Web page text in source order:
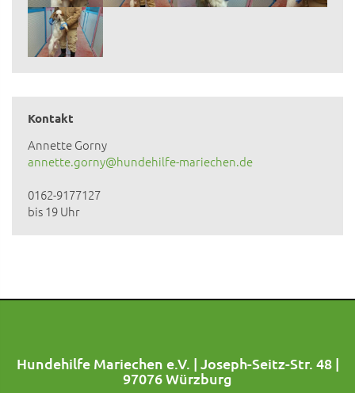
Kontakt
Annette Gorny
annette.gorny@hundehilfe-mariechen.de
0162-9177127
bis 19 Uhr
Hundehilfe Mariechen e.V. | Joseph-Seitz-Str. 48 |
97076 Würzburg